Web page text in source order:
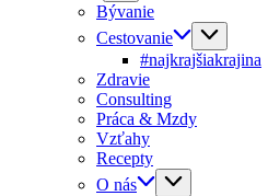
Bývanie
Cestovanie
#najkrajšiakrajina
Zdravie
Consulting
Práca & Mzdy
Vzťahy
Recepty
O nás